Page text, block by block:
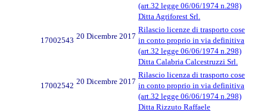
(art.32 legge 06/06/1974 n.298)
Ditta Agriforest Srl.
17002543 20 Dicembre 2017
Rilascio licenze di trasporto cose
in conto proprio in via definitiva
(art.32 legge 06/06/1974 n.298)
Ditta Calabria Calcestruzzi Srl.
17002542 20 Dicembre 2017
Rilascio licenza di trasporto cose
in conto proprio in via definitiva
(art.32 legge 06/06/1974 n.298)
Ditta Rizzuto Raffaele